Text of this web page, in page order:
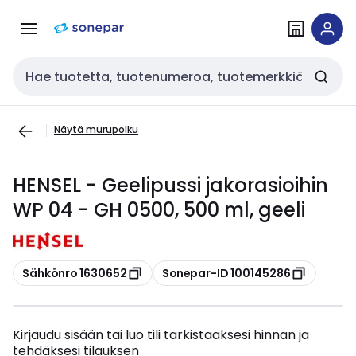
navigointiinsisältöön
Haku
Näytä murupolku
HENSEL - Geelipussi jakorasioihin
WP 04 - GH 0500, 500 ml, geeli
Kopioi
Sähkönro 1630652 Kopioi
Sonepar-ID 100145286
Kirjaudu sisään tai luo tili tarkistaaksesi hinnan ja
tehdäksesi tilauksen